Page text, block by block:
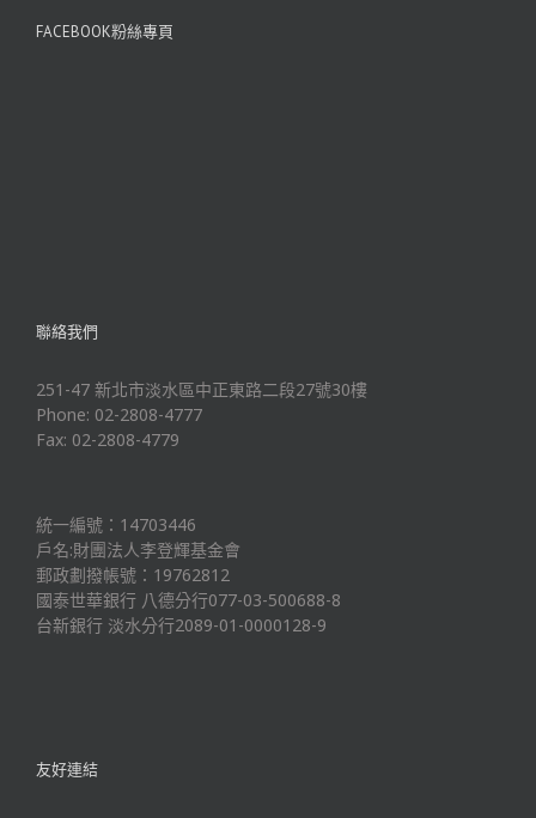
FACEBOOK粉絲專頁
聯絡我們
251-47 新北市淡水區中正東路二段27號30樓
Phone: 02-2808-4777
Fax: 02-2808-4779
統一編號：14703446
戶名:財團法人李登輝基金會
郵政劃撥帳號：19762812
國泰世華銀行 八德分行077-03-500688-8
台新銀行 淡水分行2089-01-0000128-9
友好連結